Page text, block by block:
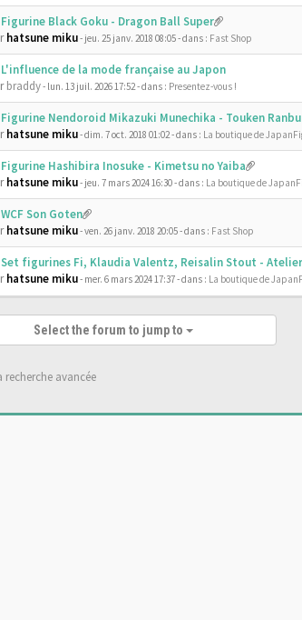
Figurine Black Goku - Dragon Ball Super
hatsune miku- jeu. 25 janv. 2018 08:05- dans : Fast Shop
L'influence de la mode française au Japon
braddy- lun. 13 juil. 2026 17:52- dans : Presentez-vous !
Figurine Nendoroid Mikazuki Munechika - Touken
hatsune miku- dim. 7 oct. 2018 01:02- dans : La boutique de
Figurine Hashibira Inosuke - Kimetsu no Yaiba
hatsune miku- jeu. 7 mars 2024 16:30- dans : La boutique de
WCF Son Goten
hatsune miku- ven. 26 janv. 2018 20:05- dans : Fast Shop
Set figurines Fi, Klaudia Valentz, Reisalin Stout -
hatsune miku- mer. 6 mars 2024 17:37- dans : La boutique de
Select the forum to jump to
recherche avancée